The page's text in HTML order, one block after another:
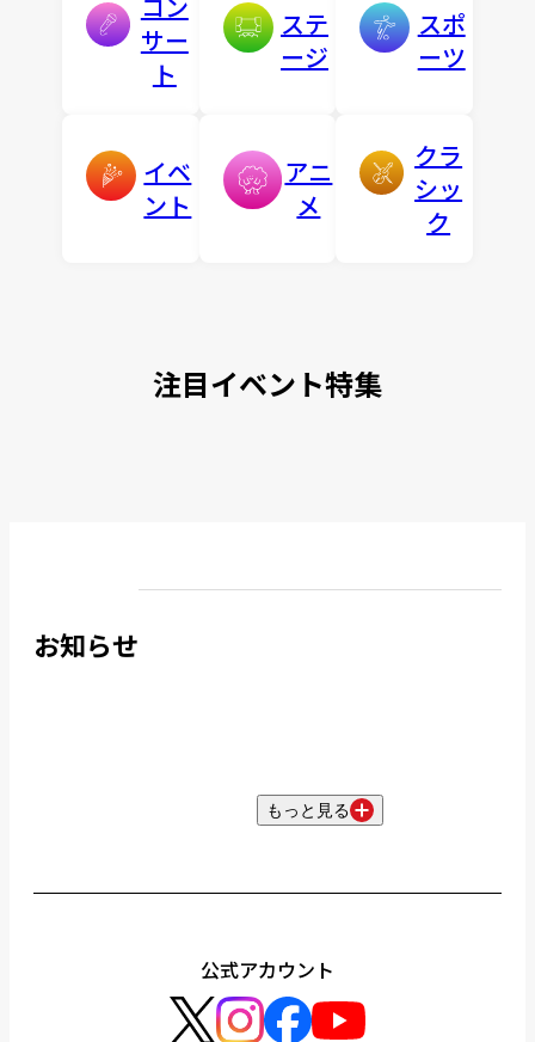
サー
ト
ステ
ージ
スポ
ーツ
イベ
ント
アニ
メ
クラ
シッ
ク
注目イベント特集
お知らせ
もっと見る
公式アカウント